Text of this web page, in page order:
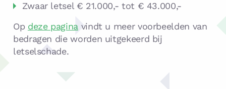
Zwaar letsel € 21.000,- tot € 43.000,-
Op deze paginavindt u meer voorbeelden van
bedragen die worden uitgekeerd bij
letselschade.